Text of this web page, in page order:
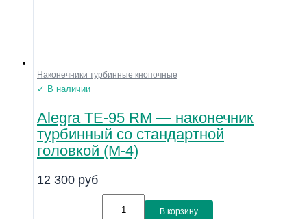
Наконечники турбинные кнопочные
✓ В наличии
Alegra TE-95 RM — наконечник
турбинный со стандартной
головкой (M-4)
12 300 руб
В корзину